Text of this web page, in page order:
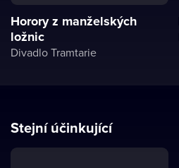
Horory z manželských
ložnic
Divadlo Tramtarie
Stejní účinkující